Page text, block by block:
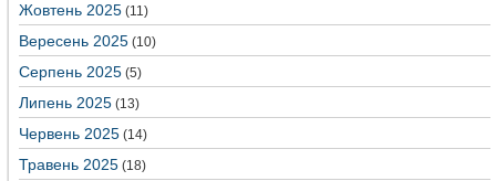
Жовтень 2025 (11)
Вересень 2025 (10)
Серпень 2025 (5)
Липень 2025 (13)
Червень 2025 (14)
Травень 2025 (18)